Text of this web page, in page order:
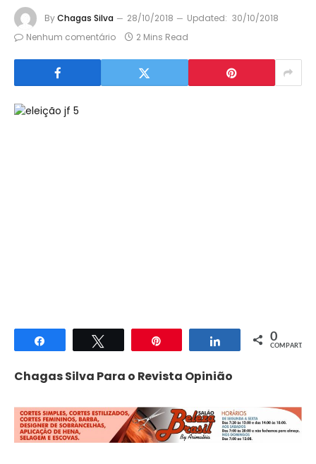
ByChagas Silva 28/10/2018 Updated: 30/10/2018
Nenhum comentário
2 Mins Read
Compartilhar Compartilhar
0
COMPART.
Chagas Silva Para o Revista Opinião